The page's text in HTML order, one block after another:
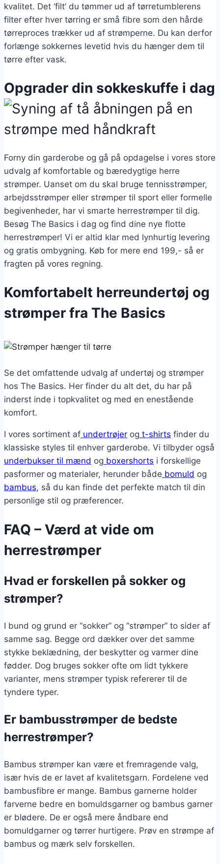
kvalitet. Det ‘filt’ du tømmer ud af tørretumblerens
filter efter hver tørring er små fibre som den hårde
tørreproces trækker ud af strømperne. Du kan derfor
forlænge sokkernes levetid hvis du hænger dem til
tørre efter vask.
Opgrader din sokkeskuffe i dag
Forny din garderobe og gå på opdagelse i vores store
udvalg af komfortable og bæredygtige herre
strømper. Uanset om du skal bruge tennisstrømper,
arbejdsstrømper eller strømper til sport eller formelle
begivenheder, har vi smarte herrestrømper til dig.
Besøg The Basics i dag og find dine nye flotte
herrestrømper! Vi er altid klar med lynhurtig levering
og gratis ombygning. Køb for mere end 199,- så er
fragten på vores regning.
Komfortabelt herreundertøj og
strømper fra The Basics
Se det omfattende udvalg af undertøj og strømper
hos The Basics. Her finder du alt det, du har på
inderst inde i topkvalitet og med en enestående
komfort.
I vores sortiment af undertrøjer og t-shirts finder du
klassiske styles til enhver garderobe. Vi tilbyder også
underbukser til mænd og boxershorts i forskellige
pasformer og materialer, herunder både bomuld og
bambus, så du kan finde det perfekte match til din
personlige stil og præferencer.
FAQ – Værd at vide om
herrestrømper
Hvad er forskellen på sokker og
strømper?
I bund og grund er “sokker” og “strømper” to sider af
samme sag. Begge ord dækker over det samme
stykke beklædning, der beskytter og varmer dine
fødder. Dog bruges sokker ofte om lidt tykkere
varianter, mens strømper typisk refererer til de
tyndere typer.
Er bambusstrømper de bedste
herrestrømper?
Bambus strømper kan være et fremragende valg,
især hvis de er lavet af kvalitetsgarn. Fordelene ved
bambusfibre er mange. Bambus garnerne holder
farverne bedre en bomuldsgarner og bambus garner
er blødere. De er også mere åndbare end
bomuldgarner og tørrer hurtigere. Prøv en strømpe af
bambus og mærk selv forskellen.